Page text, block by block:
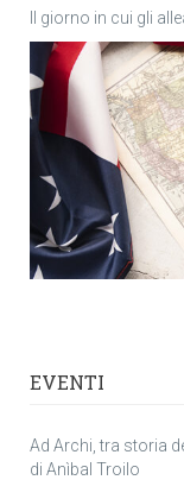
Il giorno in cui gli
EVENTI
Ad Archi, tra storia
di Anìbal Troilo